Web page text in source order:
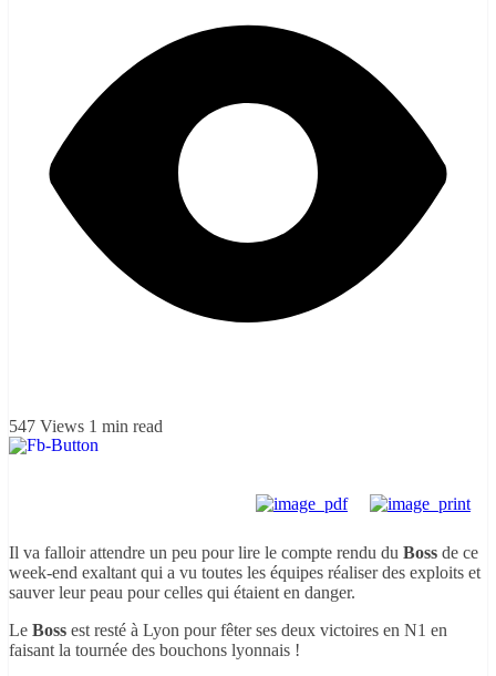
547 Views 1 min read
Il va falloir attendre un peu pour lire le compte rendu du Boss de ce
week-end exaltant qui a vu toutes les équipes réaliser des exploits et
sauver leur peau pour celles qui étaient en danger.
Le Boss est resté à Lyon pour fêter ses deux victoires en N1 en
faisant la tournée des bouchons lyonnais !